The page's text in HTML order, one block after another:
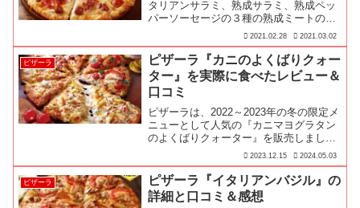
タリアンサラミ、熟成サラミ、熟成ペッ
パーソーセージの３種の熟成ミートの旨
2021.02.28 2021.03.02
ピザーラ
ピザーラ『カニのよくばりクォー
ター』を実際に食べたレビュー＆
口コミ
ピザーラは、2022～2023年の冬の限定メ
ニューとして人気の『カニマヨグラタン
のよくばりクォーター』を販売しました
♪今回は実際に『カニマヨグラタンのよ
くばりクォーター』を食べてレビューし
てみました！
2023.12.15 2024.05.03
ピザーラ
ピザーラ『イタリアンバジル』の
詳細と口コミ＆感想